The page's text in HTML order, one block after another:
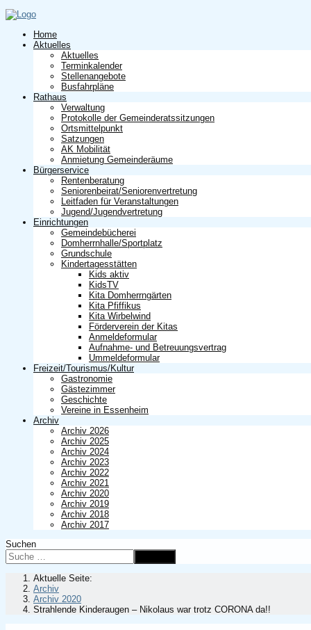
Home
Aktuelles
Aktuelles
Terminkalender
Stellenangebote
Busfahrpläne
Rathaus
Verwaltung
Protokolle der Gemeinderatssitzungen
Ortsmittelpunkt
Satzungen
AK Mobilität
Anmietung Gemeinderäume
Bürgerservice
Rentenberatung
Seniorenbeirat/Seniorenvertretung
Leitfaden für Veranstaltungen
Jugend/Jugendvertretung
Einrichtungen
Gemeindebücherei
Domherrnhalle/Sportplatz
Grundschule
Kindertagesstätten
Kids aktiv
KidsTV
Kita Domherrngärten
Kita Pfiffikus
Kita Wirbelwind
Förderverein der Kitas
Anmeldeformular
Aufnahme- und Betreuungsvertrag
Ummeldeformular
Freizeit/Tourismus/Kultur
Gastronomie
Gästezimmer
Geschichte
Vereine in Essenheim
Archiv
Archiv 2026
Archiv 2025
Archiv 2024
Archiv 2023
Archiv 2022
Archiv 2021
Archiv 2020
Archiv 2019
Archiv 2018
Archiv 2017
Suchen
Aktuelle Seite:
Archiv
Archiv 2020
Strahlende Kinderaugen – Nikolaus war trotz CORONA da!!